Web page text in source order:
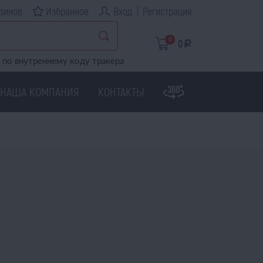
Избранное Вход Регистрация
по внутреннему коду тракера
0 0 a
НАША КОМПАНИЯ КОНТАКТЫ